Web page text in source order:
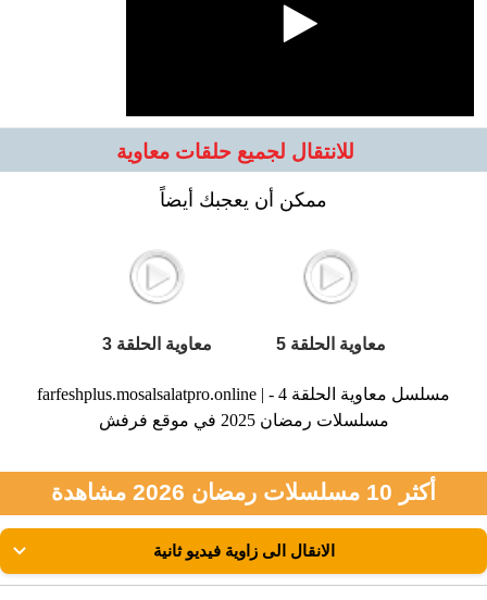
للانتقال لجميع حلقات معاوية
ممكن أن يعجبك أيضاً
معاوية الحلقة 5 معاوية الحلقة 3
farfeshplus.mosalsalatpro.online | مسلسل معاوية الحلقة 4 -
مسلسلات رمضان 2025 في موقع فرفش
أكثر 10 مسلسلات رمضان 2026 مشاهدة